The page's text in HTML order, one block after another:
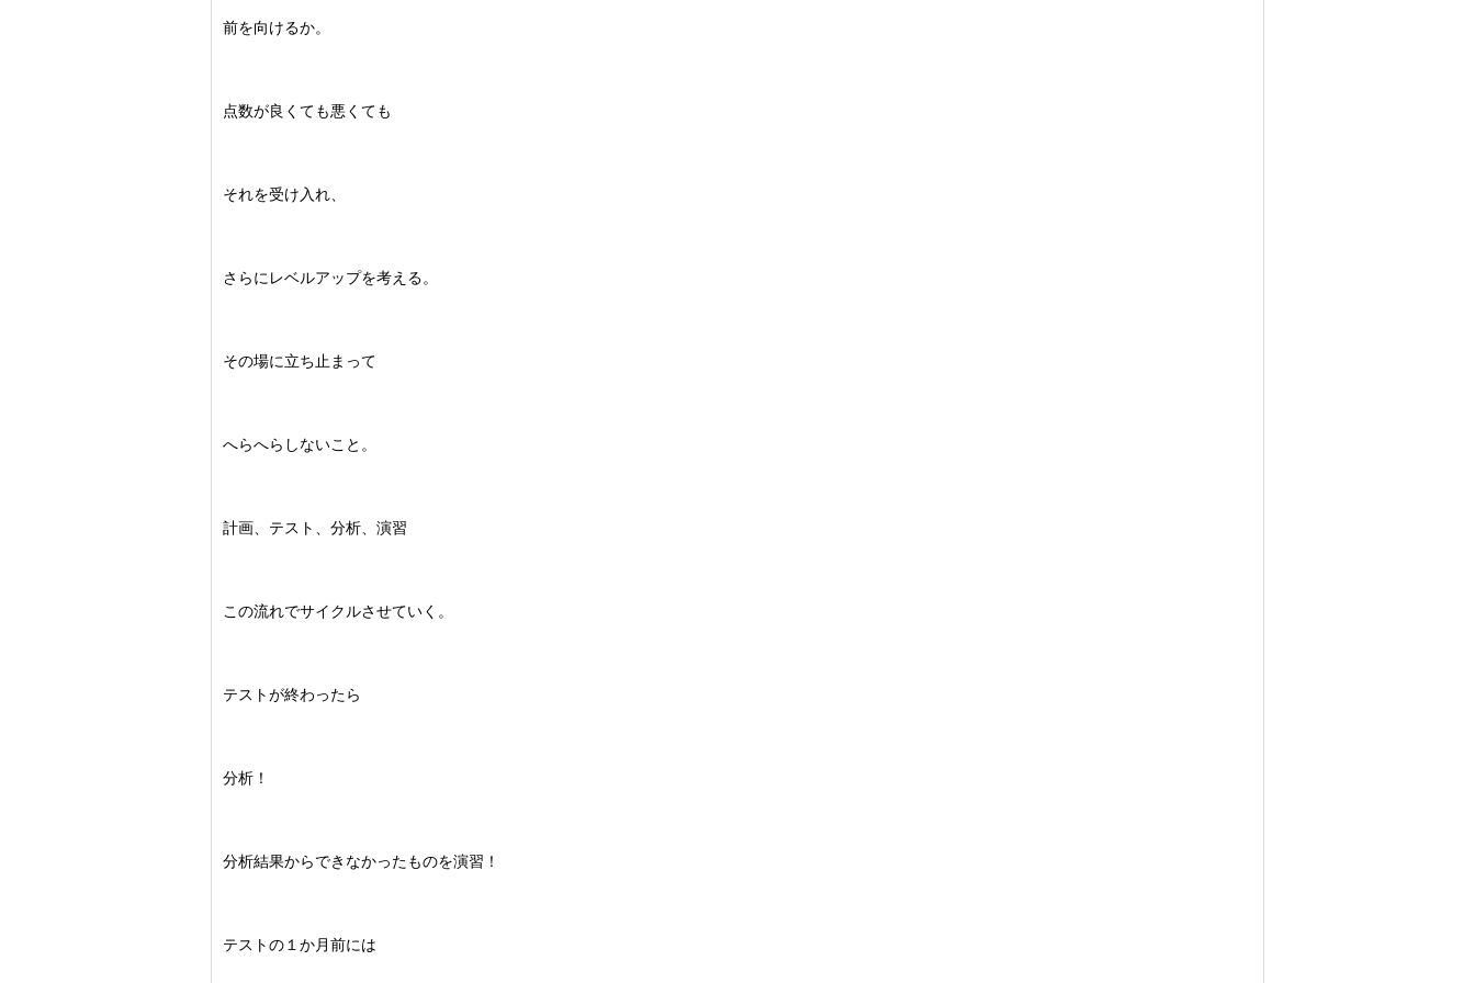
前を向けるか。
点数が良くても悪くても
それを受け入れ、
さらにレベルアップを考える。
その場に立ち止まって
へらへらしないこと。
計画、テスト、分析、演習
この流れでサイクルさせていく。
テストが終わったら
分析！
分析結果からできなかったものを演習！
テストの１か月前には